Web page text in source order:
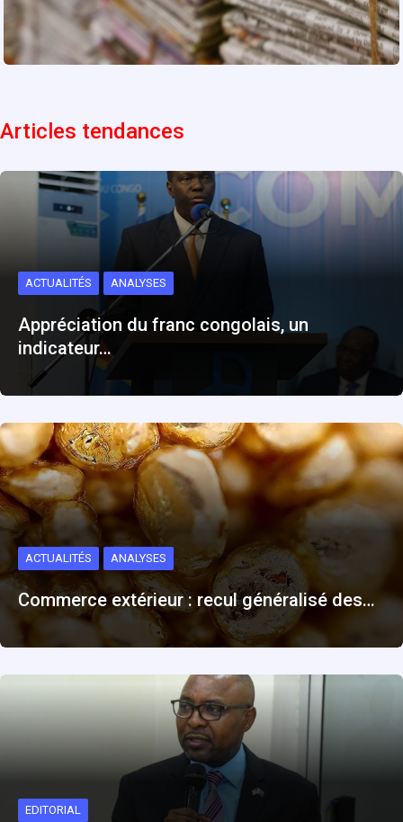
Articles tendances
ACTUALITÉS ANALYSES
Appréciation du franc congolais, un
indicateur…
ACTUALITÉS ANALYSES
Commerce extérieur : recul généralisé des…
EDITORIAL